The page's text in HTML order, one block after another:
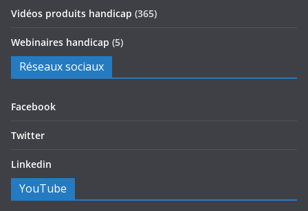
Vidéos produits handicap (365)
Webinaires handicap (5)
Réseaux sociaux
Facebook
Twitter
Linkedin
YouTube